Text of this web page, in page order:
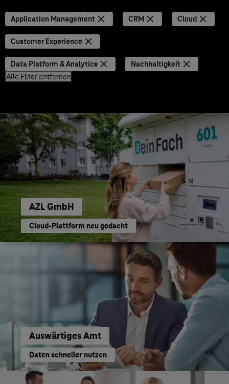
Application Management CRM Cloud
Customer Experience
Data Platform & Analytics
Nachhaltigkeit
Alle Filter entfernen
AZL GmbH
Cloud-Plattform neu gedacht
Auswärtiges Amt
Daten schneller nutzen